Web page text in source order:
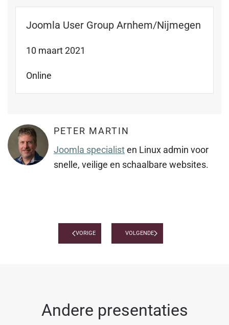
Joomla User Group Arnhem/Nijmegen
10 maart 2021
Online
PETER MARTIN
Joomla specialisten Linux admin voor
snelle, veilige en schaalbare websites.
VORIGE VOLGENDE
Andere presentaties